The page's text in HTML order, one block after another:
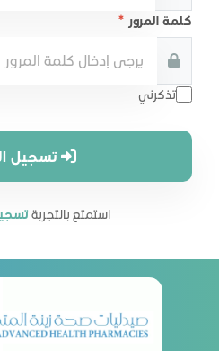
كلمة المرور *
تذكرني
تسجيل
استمتع بالتجربة